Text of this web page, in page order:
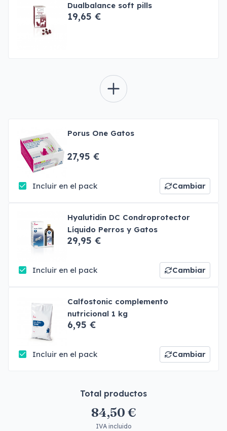
Dualbalance soft pills
19,65 €
Porus One Gatos
27,95 €
Incluir en el pack Cambiar
Hyalutidin DC Condroprotector
Líquido Perros y Gatos
29,95 €
Incluir en el pack Cambiar
Calfostonic complemento
nutricional 1 kg
6,95 €
Incluir en el pack Cambiar
Total productos
84,50 €
IVA incluido